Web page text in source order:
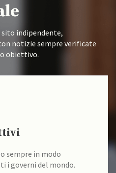
sito indipendente,
notizie sempre verificate
obiettivo.
sempre in modo
i governi del mondo.